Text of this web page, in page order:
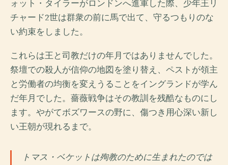
ォット・タイラーがロンドンへ進軍した際、少年王リ
チャード2世は群衆の前に馬で出て、守るつもりのな
い約束をしました。
これらは王と司教だけの年月ではありませんでした。
祭壇での殺人が信仰の地図を塗り替え、ペストが領主
と労働者の均衡を変えうることをイングランドが学ん
だ年月でした。薔薇戦争はその教訓を残酷なものにし
ます。やがてボズワースの野に、傷つき用心深い新し
い王朝が現れるまで。
トマス・ベケットは殉教のために生まれたのでは